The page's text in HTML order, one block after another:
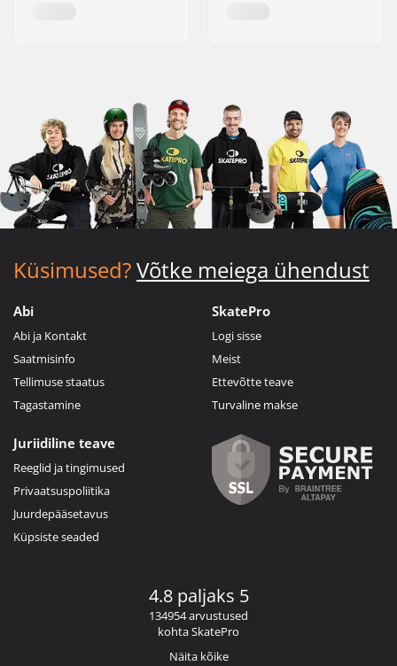
Küsimused?Võtke meiega ühendust
Abi
Abi ja Kontakt
Saatmisinfo
Tellimuse staatus
Tagastamine
SkatePro
Logi sisse
Meist
Ettevõtte teave
Turvaline makse
Juriidiline teave
Reeglid ja tingimused
Privaatsuspoliitika
Juurdepääsetavus
Küpsiste seaded
4.8 paljaks 5
134954 arvustused
kohta SkatePro
Näita kõike